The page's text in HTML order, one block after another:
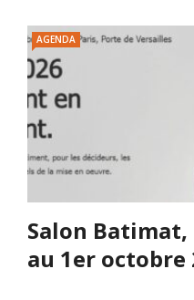
AGENDA
Salon
au 1er octobre